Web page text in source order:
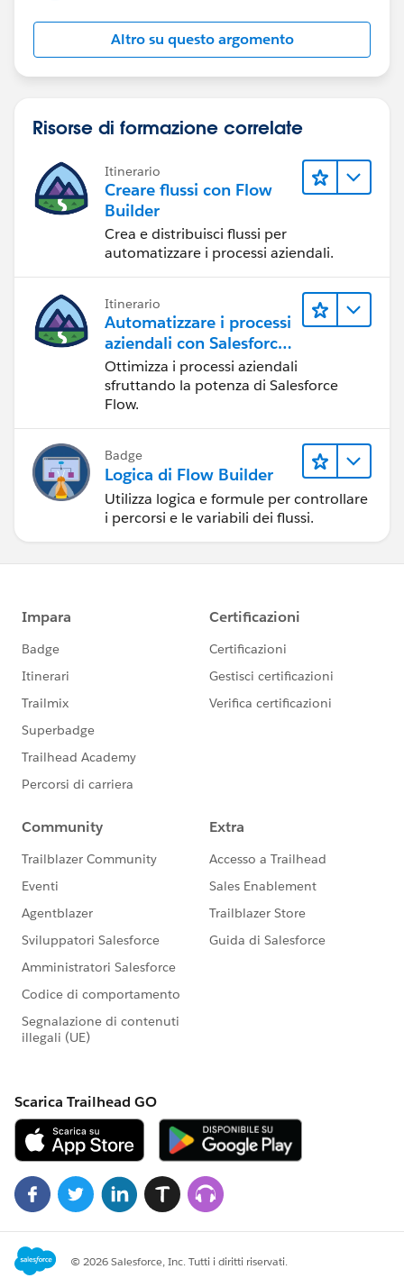
Altro su questo argomento
Risorse di formazione correlate
Itinerario
Creare flussi con Flow
Builder
Crea e distribuisci flussi per
automatizzare i processi aziendali.
Itinerario
Automatizzare i processi
aziendali con Salesforce
Flow
Ottimizza i processi aziendali
sfruttando la potenza di Salesforce
Flow.
Badge
Logica di Flow Builder
Utilizza logica e formule per controllare
i percorsi e le variabili dei flussi.